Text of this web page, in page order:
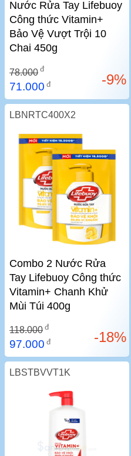
Nước Rửa Tay Lifebuoy
Công thức Vitamin+
Bảo Vệ Vượt Trội 10
Chai 450g
78.000 đ
71.000 đ -9%
LBNRTC400X2
Combo 2 Nước Rửa
Tay Lifebuoy Công thức
Vitamin+ Chanh Khử
Mùi Túi 400g
118.000 đ
97.000 đ -18%
LBSTBVVT1K